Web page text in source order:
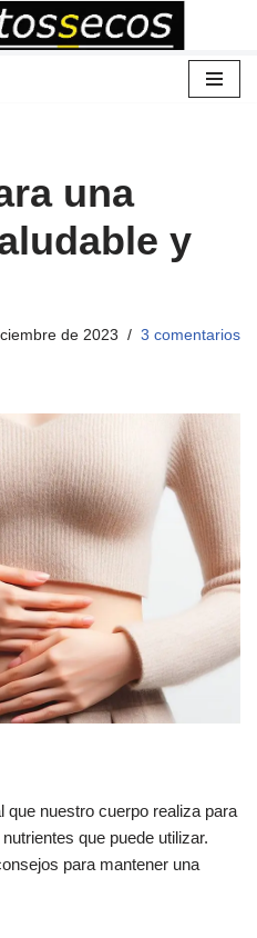
una
y
de 2023 3 comentarios
que nuestro cuerpo realiza para
que puede utilizar.
para mantener una